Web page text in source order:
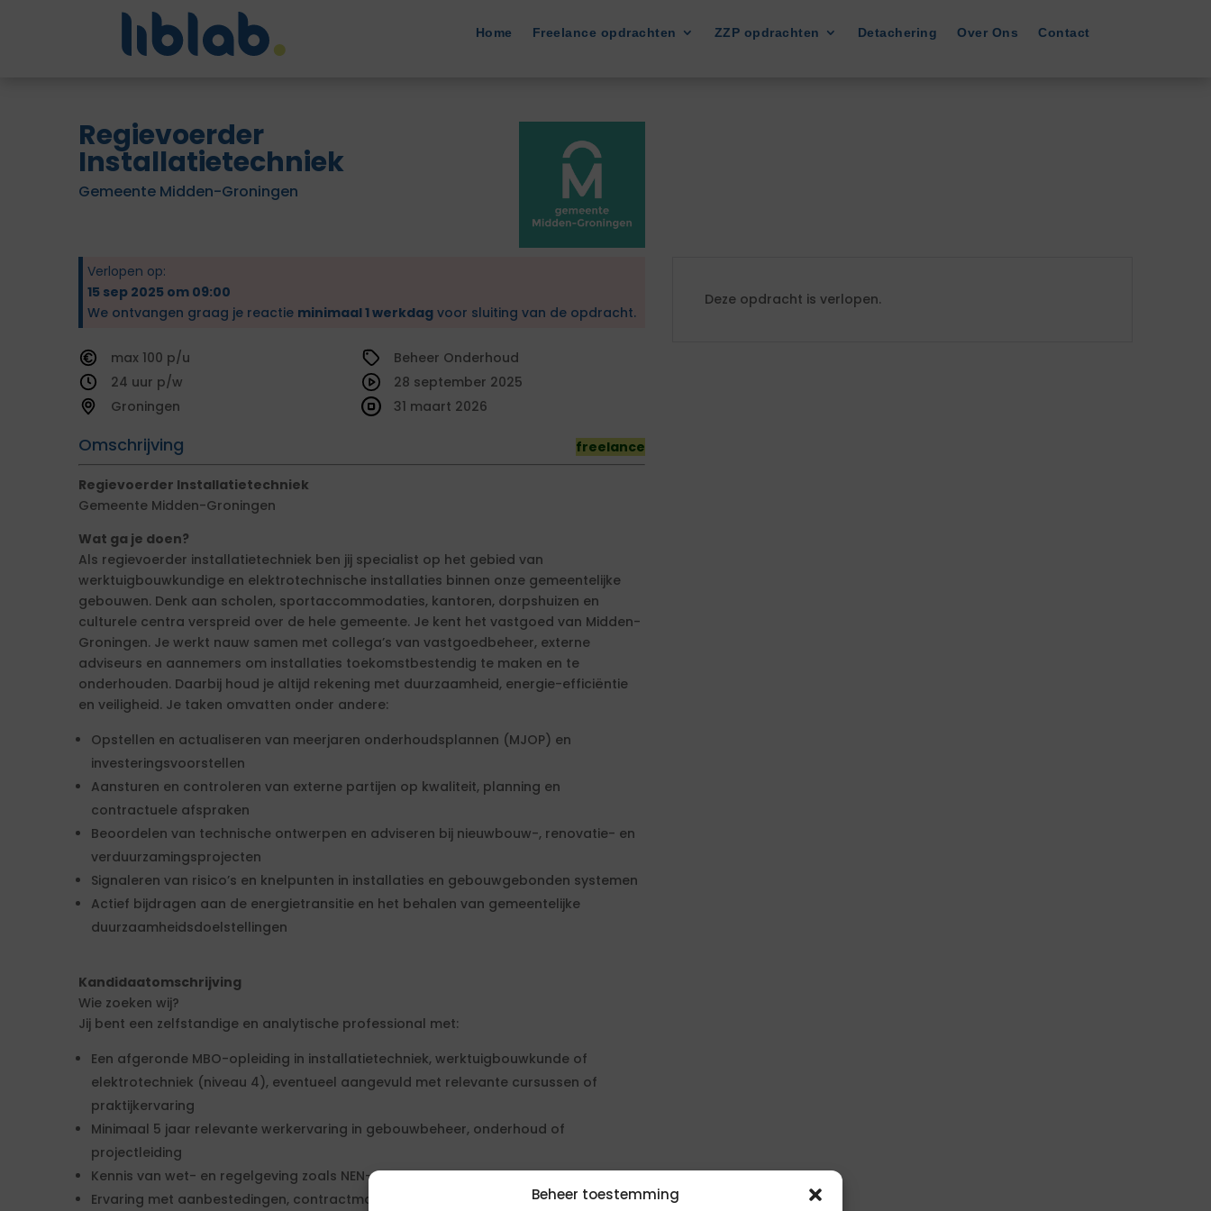
Beheer toestemming
Home Freelance opdrachten ZZP opdrachten Detachering Over Ons Contact
Regievoerder
Installatietechniek
Gemeente Midden-Groningen
Verlopen op:
15 sep 2025 om 09:00
We ontvangen graag je reactie minimaal 1 werkdag voor sluiting van de opdracht.
100
24
Groningen
Beheer Onderhoud
Omschrijving freelance
28 september 2025
31 maart 2026
Regievoerder Installatietechniek
Gemeente Midden-Groningen
Wat ga je doen?
Als regievoerder installatietechniek ben jij specialist op het gebied van
werktuigbouwkundige en elektrotechnische installaties binnen onze gemeentelijke
gebouwen. Denk aan scholen, sportaccommodaties, kantoren, dorpshuizen en
culturele centra verspreid over de hele gemeente. Je kent het vastgoed van Midden-
Groningen. Je werkt nauw samen met collega’s van vastgoedbeheer, externe
adviseurs en aannemers om installaties toekomstbestendig te maken en te
onderhouden. Daarbij houd je altijd rekening met duurzaamheid, energie-efficiëntie
en veiligheid. Je taken omvatten onder andere:
Opstellen en actualiseren van meerjaren onderhoudsplannen (MJOP) en
investeringsvoorstellen
Aansturen en controleren van externe partijen op kwaliteit, planning en
contractuele afspraken
Beoordelen van technische ontwerpen en adviseren bij nieuwbouw-, renovatie- en
verduurzamingsprojecten
Signaleren van risico’s en knelpunten in installaties en gebouwgebonden systemen
Actief bijdragen aan de energietransitie en het behalen van gemeentelijke
duurzaamheidsdoelstellingen
Kandidaatomschrijving
Wie zoeken wij?
Jij bent een zelfstandige en analytische professional met:
Een afgeronde MBO-opleiding in installatietechniek, werktuigbouwkunde of
elektrotechniek (niveau 4), eventueel aangevuld met relevante cursussen of
praktijkervaring
Minimaal 5 jaar relevante werkervaring in gebouwbeheer, onderhoud of
projectleiding
Kennis van wet- en regelgeving zoals NEN-normen, ISSO en het Bouwbesluit
Ervaring met aanbestedingen, contractmanagement en prestatiegericht
Deze opdracht is verlopen.